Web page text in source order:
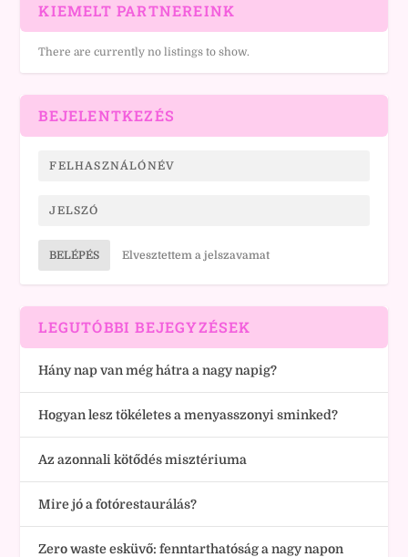
KIEMELT PARTNEREINK
There are currently no listings to show.
BEJELENTKEZÉS
BELÉPÉS Elvesztettem a jelszavamat
LEGUTÓBBI BEJEGYZÉSEK
Hány nap van még hátra a nagy napig?
Hogyan lesz tökéletes a menyasszonyi sminked?
Az azonnali kötődés misztériuma
Mire jó a fotórestaurálás?
Zero waste esküvő: fenntarthatóság a nagy napon